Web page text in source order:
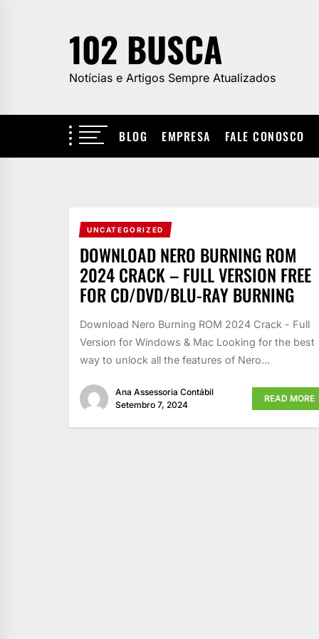
102 BUSCA
Notícias e Artigos Sempre Atualizados
BLOG EMPRESA FALE CONOSCO
UNCATEGORIZED
DOWNLOAD NERO BURNING ROM
2024 CRACK – FULL VERSION FREE
FOR CD/DVD/BLU-RAY BURNING
Download Nero Burning ROM 2024 Crack - Full
Version for Windows & Mac Looking for the best
way to unlock all the features of Nero...
Ana Assessoria Contábil
Setembro 7, 2024
READ MORE